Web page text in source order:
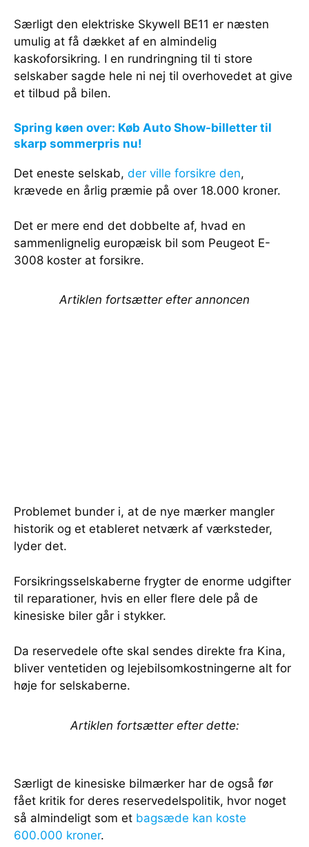
Særligt den elektriske Skywell BE11 er næsten
umulig at få dækket af en almindelig
kaskoforsikring. I en rundringning til ti store
selskaber sagde hele ni nej til overhovedet at give
et tilbud på bilen.
Spring køen over: Køb Auto Show-billetter til
skarp sommerpris nu!
Det eneste selskab, der ville forsikre den,
krævede en årlig præmie på over 18.000 kroner.
Det er mere end det dobbelte af, hvad en
sammenlignelig europæisk bil som Peugeot E-
3008 koster at forsikre.
Artiklen fortsætter efter annoncen
Problemet bunder i, at de nye mærker mangler
historik og et etableret netværk af værksteder,
lyder det.
Forsikringsselskaberne frygter de enorme udgifter
til reparationer, hvis en eller flere dele på de
kinesiske biler går i stykker.
Da reservedele ofte skal sendes direkte fra Kina,
bliver ventetiden og lejebilsomkostningerne alt for
høje for selskaberne.
Artiklen fortsætter efter dette:
Særligt de kinesiske bilmærker har de også før
fået kritik for deres reservedelspolitik, hvor noget
så almindeligt som et bagsæde kan koste
600.000 kroner.